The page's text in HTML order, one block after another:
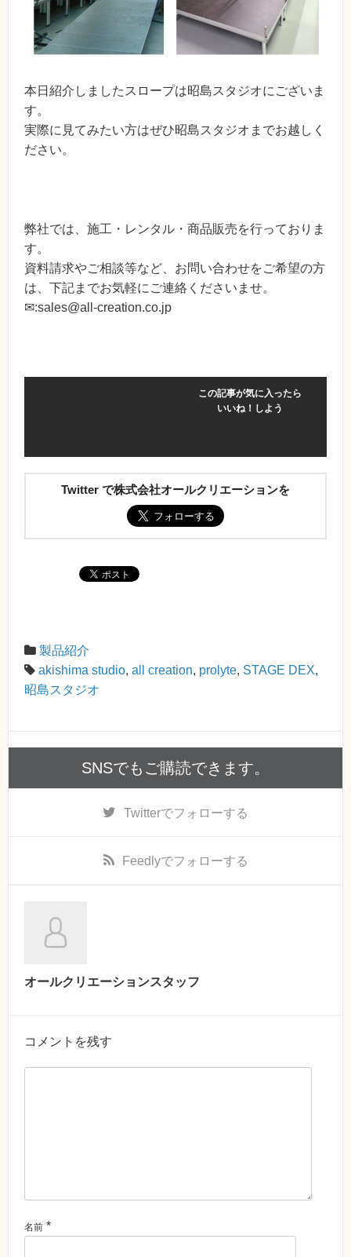
本日紹介しましたスロープは昭島スタジオにございま
す。
実際に見てみたい方はぜひ昭島スタジオまでお越しく
ださい。
弊社では、施工・レンタル・商品販売を行っておりま
す。
資料請求やご相談等など、お問い合わせをご希望の方
は、下記までお気軽にご連絡くださいませ。
✉:sales@all-creation.co.jp
この記事が気に入ったら
いいね！しよう
Twitter で株式会社オールクリエーションを
製品紹介
akishima studio, all creation, prolyte, STAGE DEX,
昭島スタジオ
SNSでもご購読できます。
Twitterでフォローする
Feedlyでフォローする
オールクリエーションスタッフ
コメントを残す
名前 *